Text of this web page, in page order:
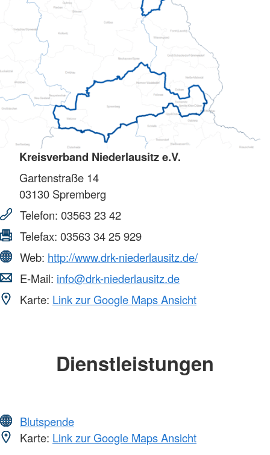
Kreisverband Niederlausitz e.V.
Gartenstraße 14
03130 Spremberg
Telefon: 03563 23 42
Telefax: 03563 34 25 929
Web: http://www.drk-niederlausitz.de/
E-Mail: info@drk-niederlausitz.de
Karte: Link zur Google Maps Ansicht
Dienstleistungen
Blutspende
Karte: Link zur Google Maps Ansicht